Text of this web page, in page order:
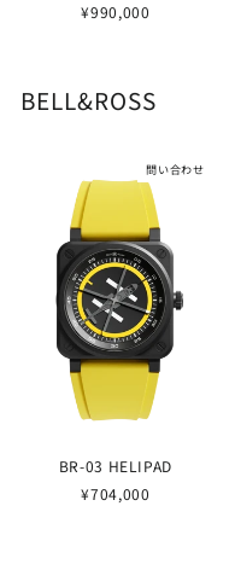
¥990,000
BELL&ROSS
問い合わせ
BR-03 HELIPAD
¥704,000